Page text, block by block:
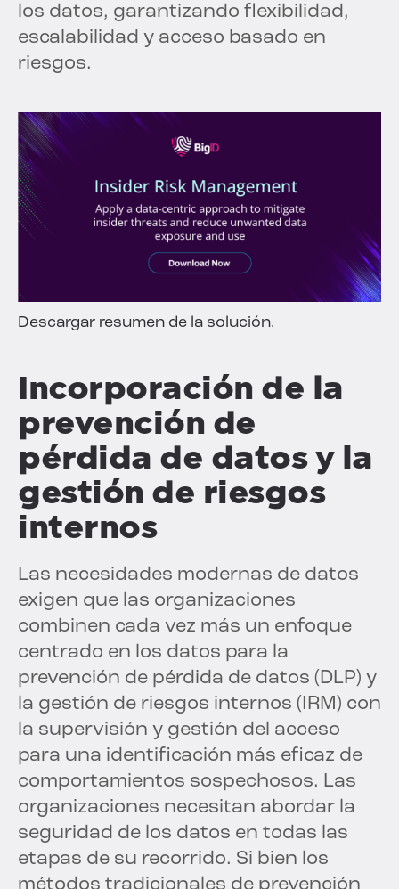
los datos, garantizando flexibilidad,
escalabilidad y acceso basado en
riesgos.
Descargar resumen de la solución.
Incorporación de la
prevención de
pérdida de datos y la
gestión de riesgos
internos
Las necesidades modernas de datos
exigen que las organizaciones
combinen cada vez más un enfoque
centrado en los datos para la
prevención de pérdida de datos (DLP) y
la gestión de riesgos internos (IRM) con
la supervisión y gestión del acceso
para una identificación más eficaz de
comportamientos sospechosos. Las
organizaciones necesitan abordar la
seguridad de los datos en todas las
etapas de su recorrido. Si bien los